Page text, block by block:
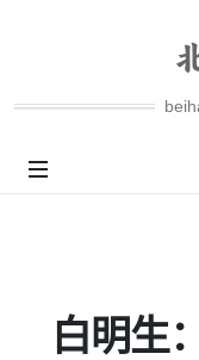
白明生